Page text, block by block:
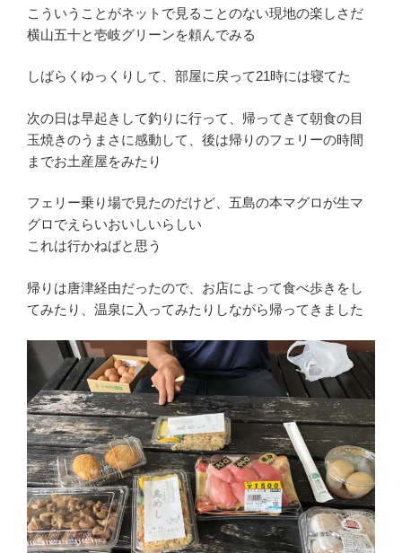
こういうことがネットで見ることのない現地の楽しさだ
横山五十と壱岐グリーンを頼んでみる
しばらくゆっくりして、部屋に戻って21時には寝てた
次の日は早起きして釣りに行って、帰ってきて朝食の目
玉焼きのうまさに感動して、後は帰りのフェリーの時間
までお土産屋をみたり
フェリー乗り場で見たのだけど、五島の本マグロが生マ
グロでえらいおいしいらしい
これは行かねばと思う
帰りは唐津経由だったので、お店によって食べ歩きをし
てみたり、温泉に入ってみたりしながら帰ってきました